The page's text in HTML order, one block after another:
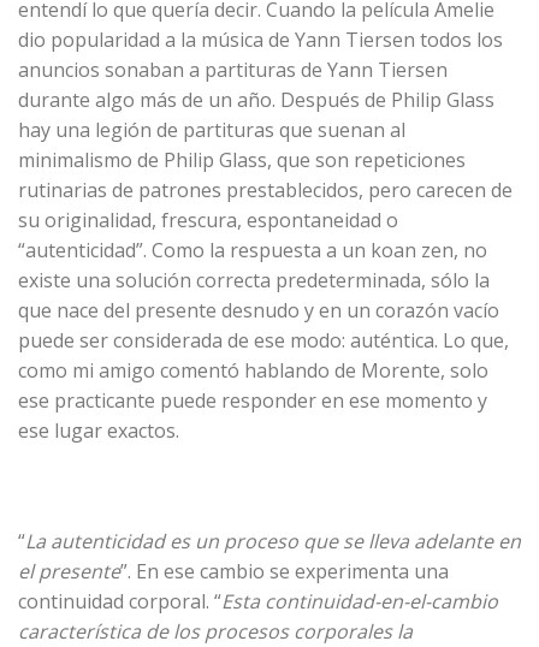
entendí lo que quería decir. Cuando la película Amelie
dio popularidad a la música de Yann Tiersen todos los
anuncios sonaban a partituras de Yann Tiersen
durante algo más de un año. Después de Philip Glass
hay una legión de partituras que suenan al
minimalismo de Philip Glass, que son repeticiones
rutinarias de patrones prestablecidos, pero carecen de
su originalidad, frescura, espontaneidad o
“autenticidad”. Como la respuesta a un koan zen, no
existe una solución correcta predeterminada, sólo la
que nace del presente desnudo y en un corazón vacío
puede ser considerada de ese modo: auténtica. Lo que,
como mi amigo comentó hablando de Morente, solo
ese practicante puede responder en ese momento y
ese lugar exactos.
“La autenticidad es un proceso que se lleva adelante en
el presente”. En ese cambio se experimenta una
continuidad corporal. “Esta continuidad-en-el-cambio
característica de los procesos corporales la